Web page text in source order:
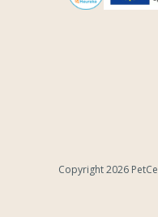
Copyright 2026